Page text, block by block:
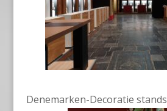
Denemarken-Decoratie stands